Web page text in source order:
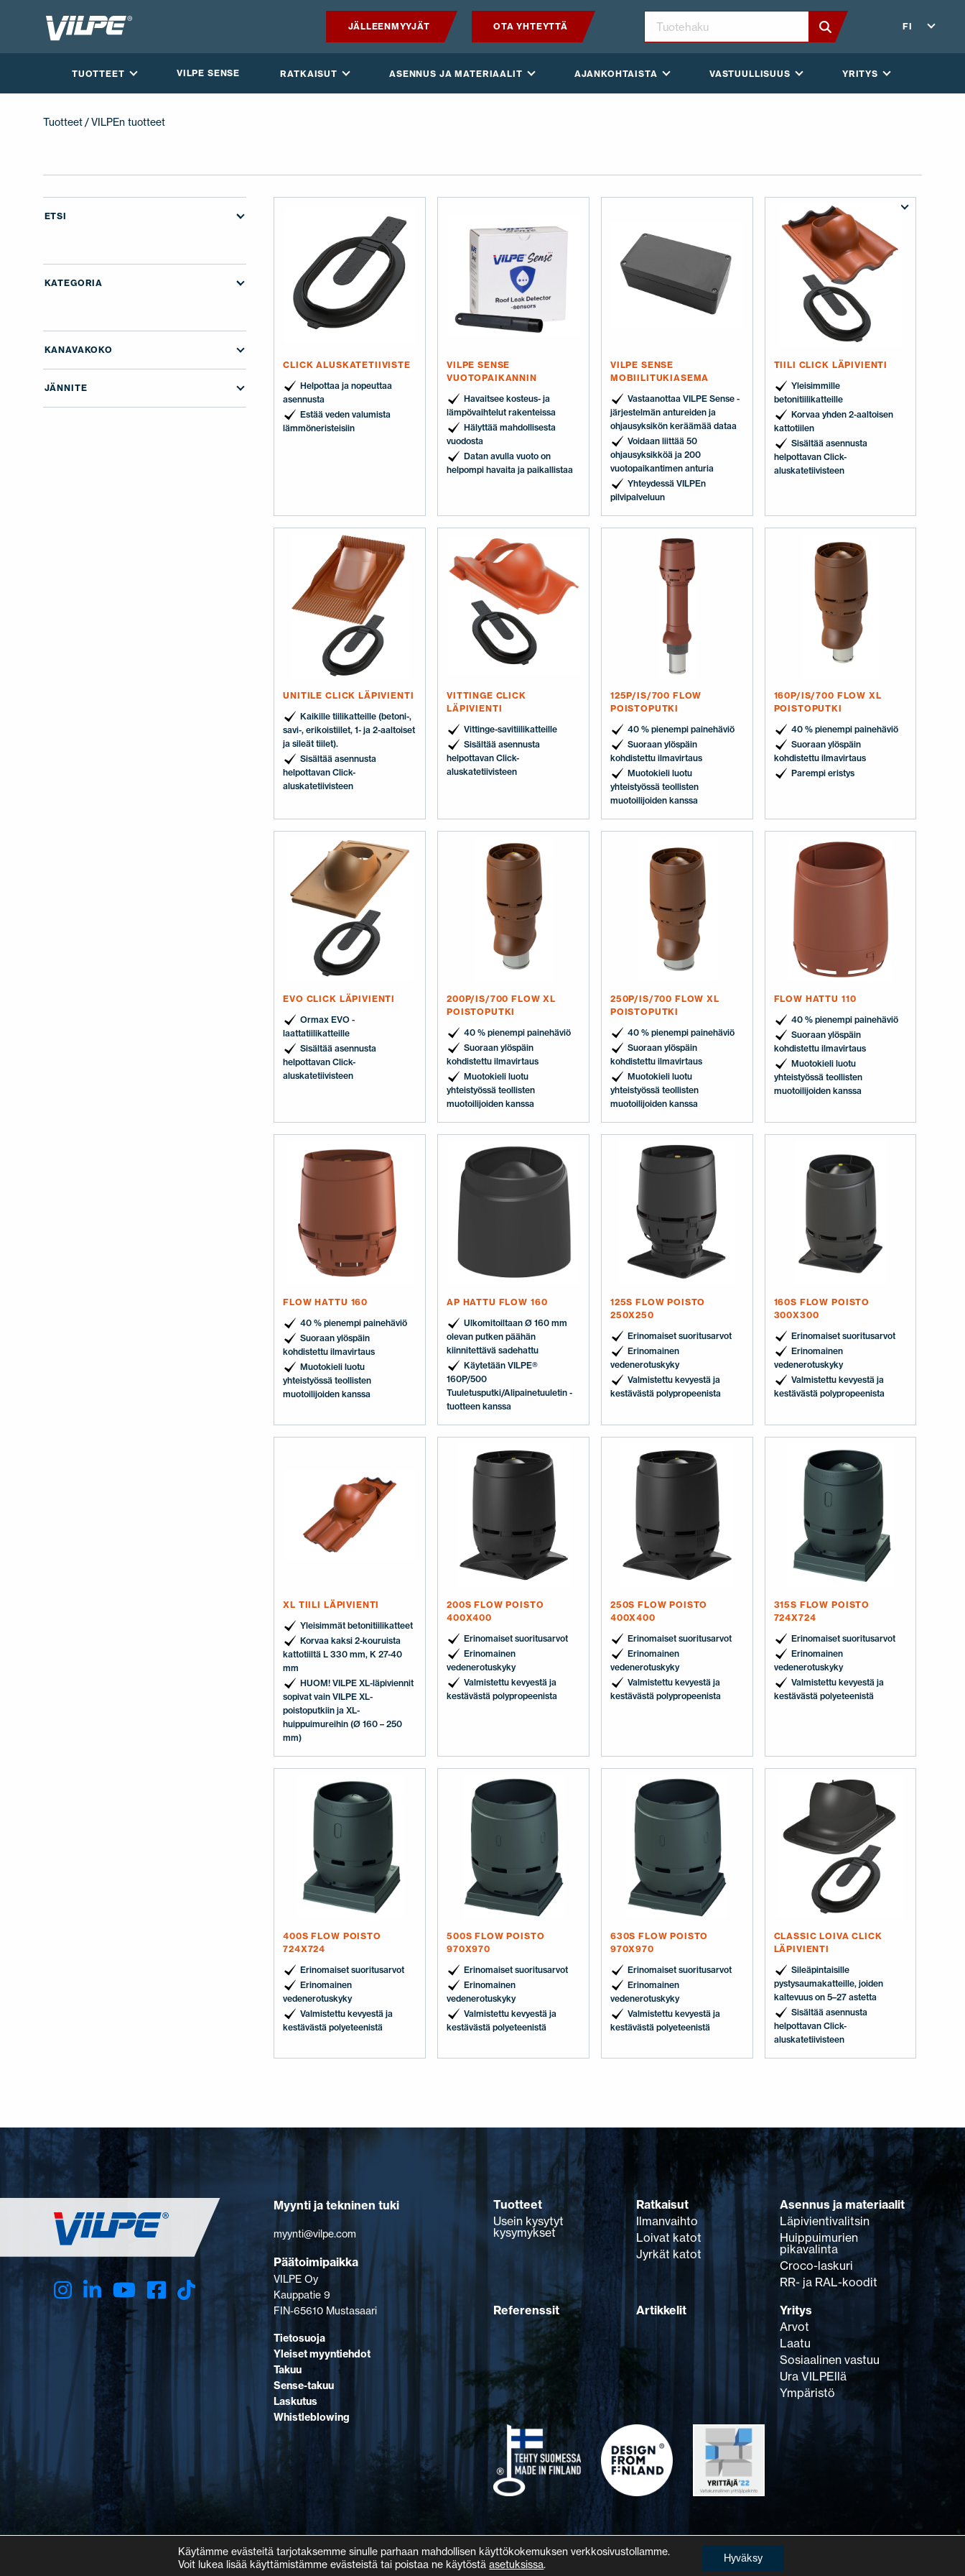
JÄLLEENMYYJÄT OTA YHTEYTTÄ FI
TUOTTEET VILPE SENSE RATKAISUT ASENNUS JA MATERIAALIT AJANKOHTAISTA VASTUULLISUUS YRITYS
ASENNUS JA MATERIAALIT
VASTUULLISUUS
YRITYS
JÄLLEENMYYJÄT OTA YHTEYTTÄ
Tuotteet/ VILPEn tuotteet
ETSI
KATEGORIA
KANAVAKOKO
JÄNNITE
CLICK ALUSKATETIIVISTE
Helpottaa ja nopeuttaa
asennusta
Estää veden valumista
lämmöneristeisiin
VILPE SENSE
VUOTOPAIKANNIN
Havaitsee kosteus- ja
lämpövaihtelut rakenteissa
Hälyttää mahdollisesta
vuodosta
Datan avulla vuoto on
helpompi havaita ja paikallistaa
VILPE SENSE
MOBIILITUKIASEMA
Vastaanottaa VILPE Sense -
järjestelmän antureiden ja
ohjausyksikön keräämää dataa
Voidaan liittää 50
ohjausyksikköä ja 200
vuotopaikantimen anturia
Yhteydessä VILPEn
pilvipalveluun
TIILI CLICK LÄPIVIENTI
Yleisimmille
betonitiilikatteille
Korvaa yhden 2-aaltoisen
kattotiilen
Sisältää asennusta
helpottavan Click-
aluskatetiivisteen
UNITILE CLICK LÄPIVIENTI
Kaikille tiilikatteille (betoni-,
savi-, erikoistiilet, 1- ja 2-aaltoiset
ja sileät tiilet).
Sisältää asennusta
helpottavan Click-
aluskatetiivisteen
VITTINGE CLICK
LÄPIVIENTI
Vittinge-savitiilikatteille
Sisältää asennusta
helpottavan Click-
aluskatetiivisteen
125P/IS/700 FLOW
POISTOPUTKI
40 % pienempi painehäviö
Suoraan ylöspäin
kohdistettu ilmavirtaus
Muotokieli luotu
yhteistyössä teollisten
muotoilijoiden kanssa
160P/IS/700 FLOW XL
POISTOPUTKI
40 % pienempi painehäviö
Suoraan ylöspäin
kohdistettu ilmavirtaus
Parempi eristys
EVO CLICK LÄPIVIENTI
Ormax EVO -
laattatiilikatteille
Sisältää asennusta
helpottavan Click-
aluskatetiivisteen
200P/IS/700 FLOW XL
POISTOPUTKI
40 % pienempi painehäviö
Suoraan ylöspäin
kohdistettu ilmavirtaus
Muotokieli luotu
yhteistyössä teollisten
muotoilijoiden kanssa
250P/IS/700 FLOW XL
POISTOPUTKI
40 % pienempi painehäviö
Suoraan ylöspäin
kohdistettu ilmavirtaus
Muotokieli luotu
yhteistyössä teollisten
muotoilijoiden kanssa
FLOW HATTU 110
40 % pienempi painehäviö
Suoraan ylöspäin
kohdistettu ilmavirtaus
Muotokieli luotu
yhteistyössä teollisten
muotoilijoiden kanssa
FLOW HATTU 160
40 % pienempi painehäviö
Suoraan ylöspäin
kohdistettu ilmavirtaus
Muotokieli luotu
yhteistyössä teollisten
muotoilijoiden kanssa
AP HATTU FLOW 160
Ulkomitoiltaan Ø 160 mm
olevan putken päähän
kiinnitettävä sadehattu
Käytetään VILPE®
160P/500
Tuuletusputki/Alipainetuuletin -
tuotteen kanssa
125S FLOW POISTO
250X250
Erinomaiset suoritusarvot
Erinomainen
vedenerotuskyky
Valmistettu kevyestä ja
kestävästä polypropeenista
160S FLOW POISTO
300X300
Erinomaiset suoritusarvot
Erinomainen
vedenerotuskyky
Valmistettu kevyestä ja
kestävästä polypropeenista
XL TIILI LÄPIVIENTI
Yleisimmät betonitiilikatteet
Korvaa kaksi 2-kouruista
kattotiiltä L 330 mm, K 27-40
mm
HUOM! VILPE XL-läpiviennit
sopivat vain VILPE XL-
poistoputkiin ja XL-
huippuimureihin (Ø 160 – 250
mm)
200S FLOW POISTO
400X400
Erinomaiset suoritusarvot
Erinomainen
vedenerotuskyky
Valmistettu kevyestä ja
kestävästä polypropeenista
250S FLOW POISTO
400X400
Erinomaiset suoritusarvot
Erinomainen
vedenerotuskyky
Valmistettu kevyestä ja
kestävästä polypropeenista
315S FLOW POISTO
724X724
Erinomaiset suoritusarvot
Erinomainen
vedenerotuskyky
Valmistettu kevyestä ja
kestävästä polyeteenistä
400S FLOW POISTO
724X724
Erinomaiset suoritusarvot
Erinomainen
vedenerotuskyky
Valmistettu kevyestä ja
kestävästä polyeteenistä
500S FLOW POISTO
970X970
Erinomaiset suoritusarvot
Erinomainen
vedenerotuskyky
Valmistettu kevyestä ja
kestävästä polyeteenistä
630S FLOW POISTO
970X970
Erinomaiset suoritusarvot
Erinomainen
vedenerotuskyky
Valmistettu kevyestä ja
kestävästä polyeteenistä
CLASSIC LOIVA CLICK
LÄPIVIENTI
Sileäpintaisille
pystysaumakatteille, joiden
kaltevuus on 5–27 astetta
Sisältää asennusta
helpottavan Click-
aluskatetiivisteen
Myynti ja tekninen tuki
myynti@vilpe.com
Päätoimipaikka
VILPE Oy
Kauppatie 9
FIN-65610 Mustasaari
Tietosuoja
Yleiset myyntiehdot
Takuu
Sense-takuu
Laskutus
Whistleblowing
Tuotteet
Usein kysytyt
kysymykset
Ratkaisut
Ilmanvaihto
Loivat katot
Jyrkät katot
Asennus ja materiaalit
Läpivientivalitsin
Huippuimurien
pikavalinta
Croco-laskuri
RR- ja RAL-koodit
Referenssit
Artikkelit
Yritys
Arvot
Laatu
Sosiaalinen vastuu
Ura VILPEllä
Ympäristö
Käytämme evästeitä tarjotaksemme sinulle parhaan mahdollisen käyttökokemuksen verkkosivustollamme.
Voit lukea lisää käyttämistämme evästeistä tai poistaa ne käytöstäasetuksissa.
Hyväksy